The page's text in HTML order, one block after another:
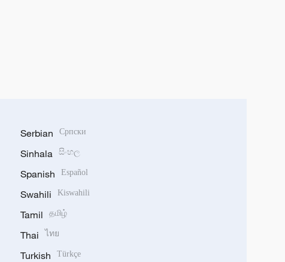
Serbian Српски
Sinhala සිංහල
Spanish Español
Swahili Kiswahili
Tamil தமிழ்
Thai ไทย
Turkish Türkçe